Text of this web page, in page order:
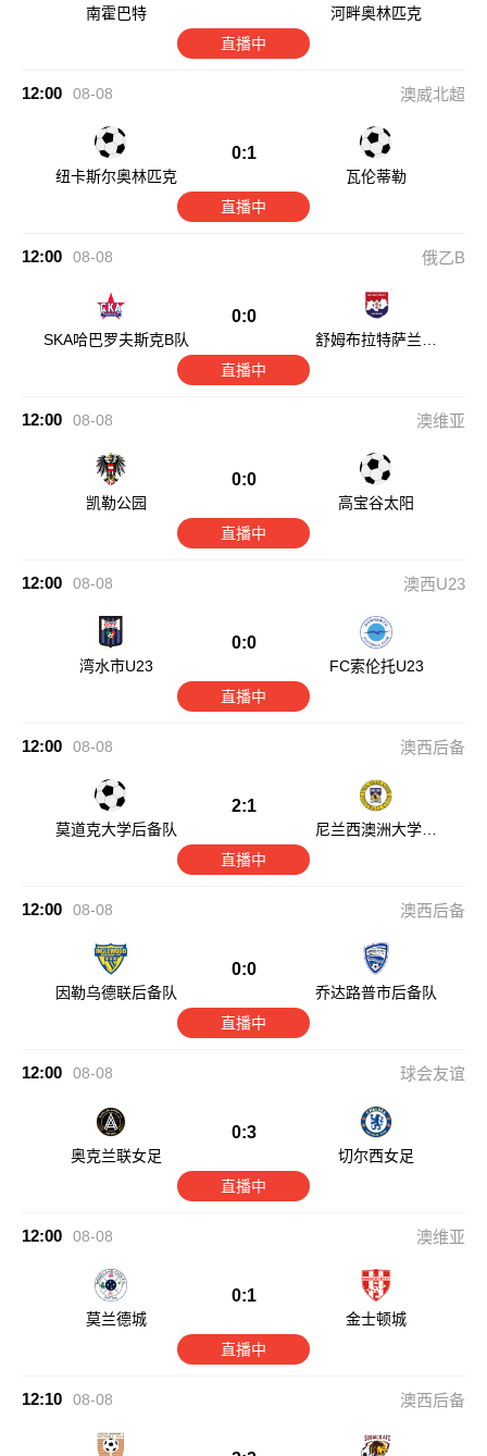
南霍巴特
河畔奥林匹克
直播中
12:00 08-08 澳威北超
纽卡斯尔奥林匹克
0:1
瓦伦蒂勒
直播中
12:00 08-08 俄乙B
SKA哈巴罗夫斯克B队
0:0
舒姆布拉特萨兰斯
直播中
12:00 08-08 澳维亚
凯勒公园
0:0
高宝谷太阳
直播中
12:00 08-08 澳西U23
湾水市U23
0:0
FC索伦托U23
直播中
12:00 08-08 澳西后备
莫道克大学后备队
2:1
尼兰西澳洲大学后
直播中
12:00 08-08 澳西后备
因勒乌德联后备队
0:0
乔达路普市后备队
直播中
12:00 08-08 球会友谊
奥克兰联女足
0:3
切尔西女足
直播中
12:00 08-08 澳维亚
莫兰德城
0:1
金士顿城
直播中
12:10 08-08 澳西后备